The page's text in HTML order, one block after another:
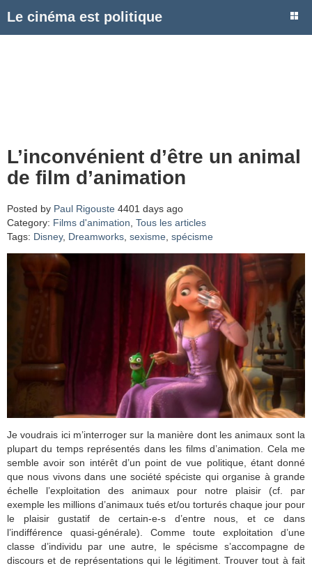
Le cinéma est politique
L’inconvénient d’être un animal
de film d’animation
Posted by Paul Rigouste 4401 days ago
Category: Films d'animation Tous les articles
Tags: Disney, Dreamworks sexisme spécisme
Je voudrais ici m’interroger sur la manière dont les animaux sont la
plupart du temps représentés dans les films d’animation. Cela me
semble avoir son intérêt d’un point de vue politique, étant donné
que nous vivons dans une société spéciste qui organise à grande
échelle l’exploitation des animaux pour notre plaisir (cf. par
exemple les millions d’animaux tués et/ou torturés chaque jour pour
le plaisir gustatif de certain-e-s d’entre nous, et ce dans
l’indifférence quasi-générale). Comme toute exploitation d’une
classe d’individu par une autre, le spécisme s’accompagne de
discours et de représentations qui le légitiment. Trouver tout à fait